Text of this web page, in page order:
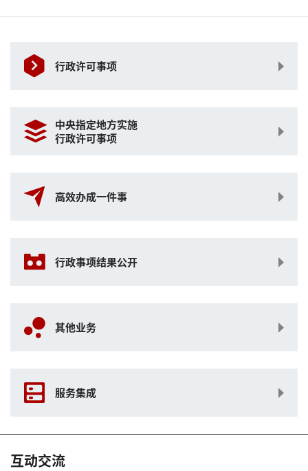
行政许可事项
中央指定地方实施
行政许可事项
高效办成一件事
行政事项结果公开
其他业务
服务集成
互动交流